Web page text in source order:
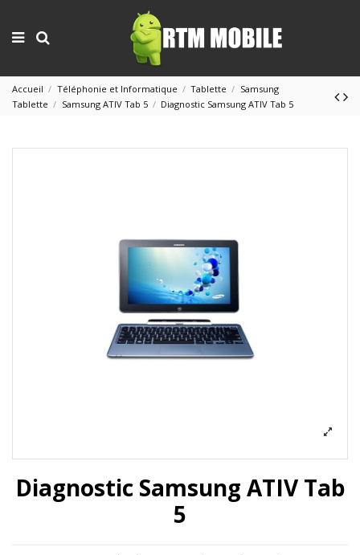
Accueil Téléphonie et Informatique Tablette
Samsung
Tablette
Samsung ATIV Tab 5 Diagnostic Samsung ATIV Tab 5
Diagnostic Samsung ATIV Tab
5